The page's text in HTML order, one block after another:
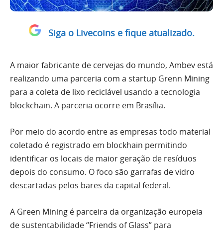
Siga o Livecoins e fique atualizado.
A maior fabricante de cervejas do mundo, Ambev está
realizando uma parceria com a startup Grenn Mining
para a coleta de lixo reciclável usando a tecnologia
blockchain. A parceria ocorre em Brasília.
Por meio do acordo entre as empresas todo material
coletado é registrado em blockhain permitindo
identificar os locais de maior geração de resíduos
depois do consumo. O foco são garrafas de vidro
descartadas pelos bares da capital federal.
A Green Mining é parceira da organização europeia
de sustentabilidade “Friends of Glass” para